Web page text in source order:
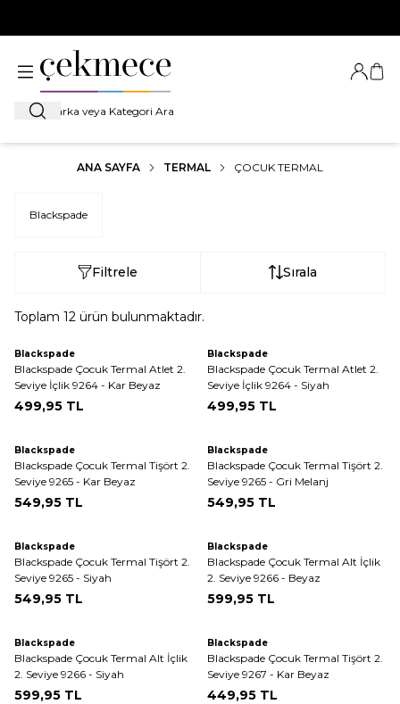
Ara
Giriş
ANA SAYFA TERMAL ÇOCUK TERMAL
Blackspade
Filtrele Sırala
Toplam 12 ürün bulunmaktadır.
Blackspade
Blackspade Çocuk Termal Atlet 2.
Seviye İçlik 9264 - Kar Beyaz
499,95 TL
Blackspade
Blackspade Çocuk Termal Atlet 2.
Seviye İçlik 9264 - Siyah
499,95 TL
Blackspade
Blackspade Çocuk Termal Tişört 2.
Seviye 9265 - Kar Beyaz
549,95 TL
Blackspade
Blackspade Çocuk Termal Tişört 2.
Seviye 9265 - Gri Melanj
549,95 TL
Blackspade
Blackspade Çocuk Termal Tişört 2.
Seviye 9265 - Siyah
549,95 TL
Blackspade
Blackspade Çocuk Termal Alt İçlik
2. Seviye 9266 - Beyaz
599,95 TL
Blackspade
Blackspade Çocuk Termal Alt İçlik
2. Seviye 9266 - Siyah
599,95 TL
Blackspade
Blackspade Çocuk Termal Tişört 2.
Seviye 9267 - Kar Beyaz
449,95 TL